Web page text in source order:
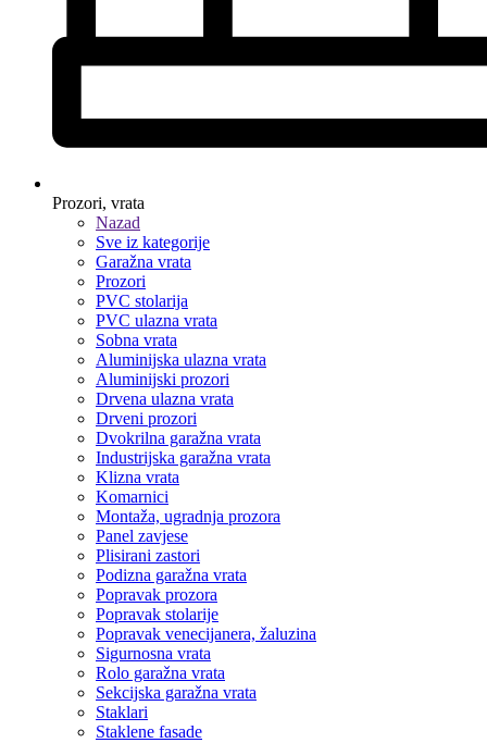
Prozori, vrata
Nazad
Sve iz kategorije
Garažna vrata
Prozori
PVC stolarija
PVC ulazna vrata
Sobna vrata
Aluminijska ulazna vrata
Aluminijski prozori
Drvena ulazna vrata
Drveni prozori
Dvokrilna garažna vrata
Industrijska garažna vrata
Klizna vrata
Komarnici
Montaža, ugradnja prozora
Panel zavjese
Plisirani zastori
Podizna garažna vrata
Popravak prozora
Popravak stolarije
Popravak venecijanera, žaluzina
Sigurnosna vrata
Rolo garažna vrata
Sekcijska garažna vrata
Staklari
Staklene fasade